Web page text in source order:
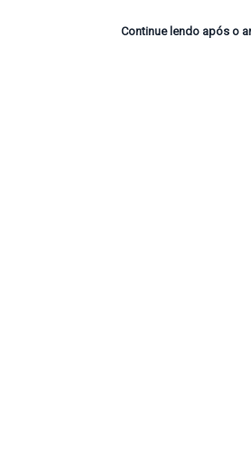
Continue lendo após o